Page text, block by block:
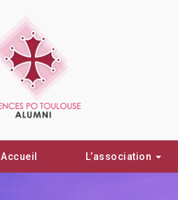
Accueil L’association